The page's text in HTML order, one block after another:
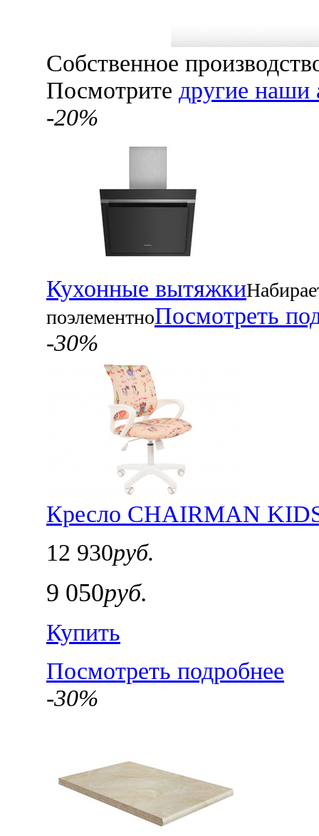
Собственное
Посмотрите другие наши
-20%
Кухонные вытяжки
поэлементноПосмотреть
-30%
Кресло CHAIRMAN
12 930руб.
9 050руб.
Купить
Посмотреть подробнее
-30%